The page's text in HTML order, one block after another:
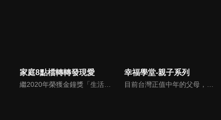
家庭8點檔轉轉發現愛
繼2020年榮獲金鐘獎「生活風格節目主持人獎」，2021年再度入圍，從真理出發的家庭談話性節目，針對現代婚姻家庭議題讓您輕鬆掌握關注方向。
幸福學堂-親子系列
目前台灣正值中年的父母，是經過努力且經歷經濟缺乏到富有的高教育水準一代，但又深受權威父母教育之苦。雖希望能成為子女可溝通的朋友，也愛之深地擔心孩子行為是屬正常或偏差？是父母反應過度嗎？或放著不管…萬一孩子變壞了怎麼辦？讓老師來解難題...